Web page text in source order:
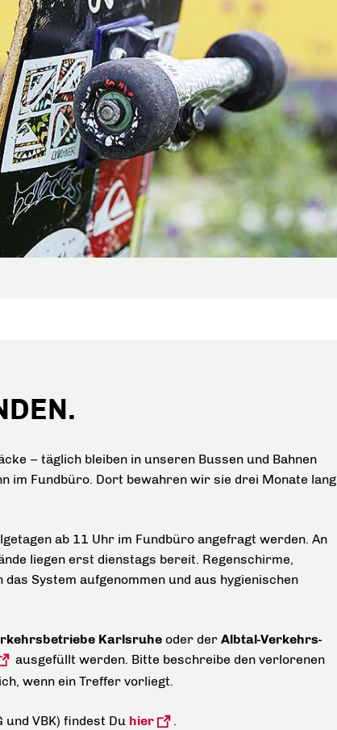
– täglich bleiben in unseren Bussen und Bahnen
im Fundbüro. Dort bewahren wir sie drei Monate lang
ab 11 Uhr im Fundbüro angefragt werden. An
liegen erst dienstags bereit. Regenschirme,
System aufgenommen und aus hygienischen
Karlsruhe oder der Albtal-Verkehrs-
ausgefüllt werden. Bitte beschreibe den verlorenen
wenn ein Treffer vorliegt.
und VBK) findest Du hier .